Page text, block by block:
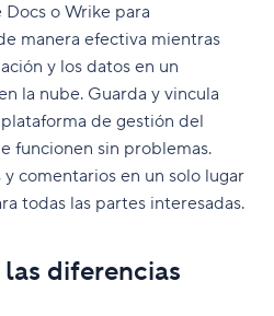
o Wrike para
manera efectiva mientras
y los datos en un
la nube. Guarda y vincula
de gestión del
funcionen sin problemas.
comentarios en un solo lugar
todas las partes interesadas.
diferencias